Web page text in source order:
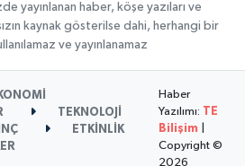
yayınlanan haber, köşe yazıları ve
kaynak gösterilse dahi, herhangi bir
ve yayınlanamaz
TEKNOLOJİ
ETKİNLİK
Haber
Yazılımı:
TE
Bilişim
Copyright ©
2026